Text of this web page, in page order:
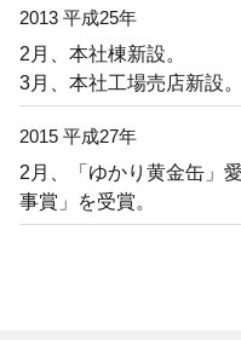
2013 平成25年
2月、本社棟新設。
3月、本社工場売店新設。
2015 平成27年
2月、「ゆかり黄金缶」
事賞」を受賞。